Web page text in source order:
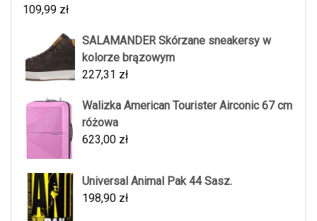
109,99 zł
SALAMANDER Skórzane sneakersy w
kolorze brązowym
227,31 zł
Walizka American Tourister Airconic 67 cm
różowa
623,00 zł
Universal Animal Pak 44 Sasz.
198,90 zł